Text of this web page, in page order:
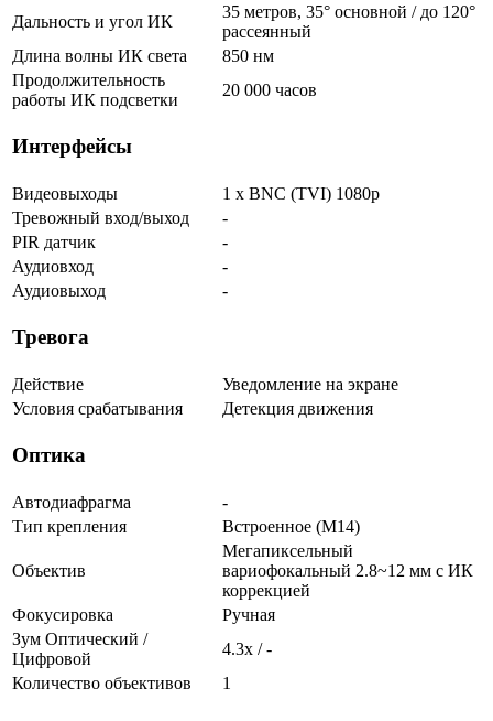
Дальность и угол ИК
35 метров, 35° основной / до 120°
рассеянный
Длина волны ИК света
850 нм
Продолжительность
работы ИК подсветки
20 000 часов
Интерфейсы
Видеовыходы
1 x BNC (TVI) 1080p
Тревожный вход/выход
-
PIR датчик
-
Аудиовход
-
Аудиовыход
-
Тревога
Действие
Уведомление на экране
Условия срабатывания
Детекция движения
Оптика
Автодиафрагма
-
Тип крепления
Встроенное (М14)
Объектив
Мегапиксельный
вариофокальный 2.8~12 мм c ИК
коррекцией
Фокусировка
Ручная
Зум Оптический /
Цифровой
4.3х / -
Количество объективов
1